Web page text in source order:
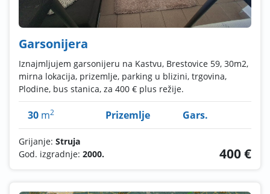
Garsonijera
Iznajmljujem garsonijeru na Kastvu, Brestovice 59, 30m2,
mirna lokacija, prizemlje, parking u blizini, trgovina,
Plodine, bus stanica, za 400 € plus režije.
30 m2 Prizemlje Gars.
Grijanje: Struja
God. izgradnje: 2000. 400 €